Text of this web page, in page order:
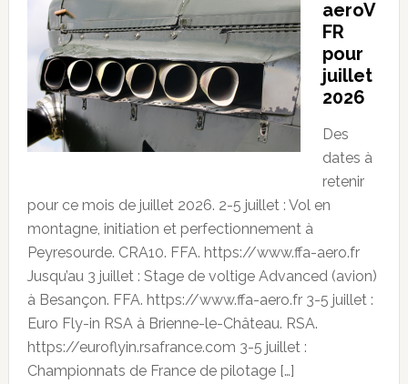
aeroV
FR
pour
juillet
2026
Des
dates à
retenir
pour ce mois de juillet 2026. 2-5 juillet : Vol en
montagne, initiation et perfectionnement à
Peyresourde. CRA10. FFA. https://www.ffa-aero.fr
Jusqu’au 3 juillet : Stage de voltige Advanced (avion)
à Besançon. FFA. https://www.ffa-aero.fr 3-5 juillet :
Euro Fly-in RSA à Brienne-le-Château. RSA.
https://euroflyin.rsafrance.com 3-5 juillet :
Championnats de France de pilotage […]